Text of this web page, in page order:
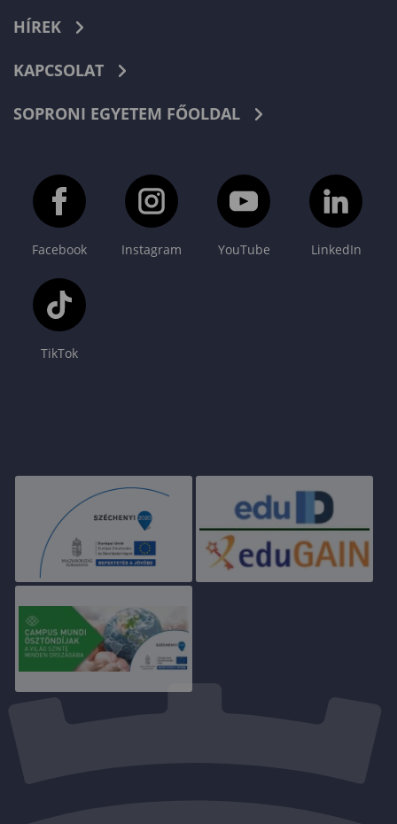
HÍREK
KAPCSOLAT
SOPRONI EGYETEM FŐOLDAL
Facebook Instagram YouTube LinkedIn
TikTok